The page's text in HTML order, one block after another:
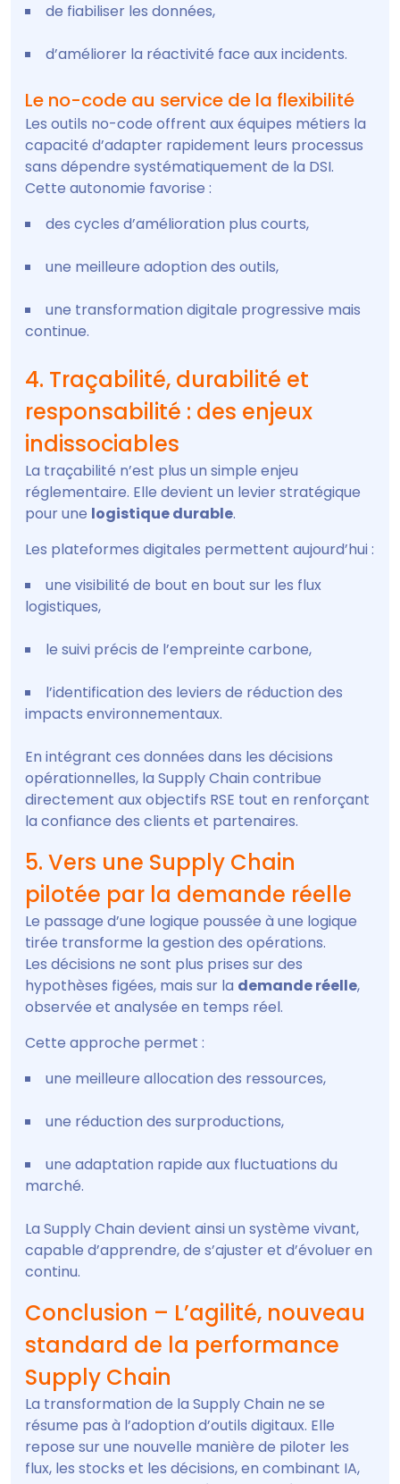
de fiabiliser les données,
d’améliorer la réactivité face aux incidents.
Le no-code au service de la flexibilité
Les outils no-code offrent aux équipes métiers la
capacité d’adapter rapidement leurs processus
sans dépendre systématiquement de la DSI.
Cette autonomie favorise :
des cycles d’amélioration plus courts,
une meilleure adoption des outils,
une transformation digitale progressive mais
continue.
4. Traçabilité, durabilité et
responsabilité : des enjeux
indissociables
La traçabilité n’est plus un simple enjeu
réglementaire. Elle devient un levier stratégique
pour une logistique durable.
Les plateformes digitales permettent aujourd’hui :
une visibilité de bout en bout sur les flux
logistiques,
le suivi précis de l’empreinte carbone,
l’identification des leviers de réduction des
impacts environnementaux.
En intégrant ces données dans les décisions
opérationnelles, la Supply Chain contribue
directement aux objectifs RSE tout en renforçant
la confiance des clients et partenaires.
5. Vers une Supply Chain
pilotée par la demande réelle
Le passage d’une logique poussée à une logique
tirée transforme la gestion des opérations.
Les décisions ne sont plus prises sur des
hypothèses figées, mais sur la demande réelle,
observée et analysée en temps réel.
Cette approche permet :
une meilleure allocation des ressources,
une réduction des surproductions,
une adaptation rapide aux fluctuations du
marché.
La Supply Chain devient ainsi un système vivant,
capable d’apprendre, de s’ajuster et d’évoluer en
continu.
Conclusion – L’agilité, nouveau
standard de la performance
Supply Chain
La transformation de la Supply Chain ne se
résume pas à l’adoption d’outils digitaux. Elle
repose sur une nouvelle manière de piloter les
flux, les stocks et les décisions, en combinant IA,